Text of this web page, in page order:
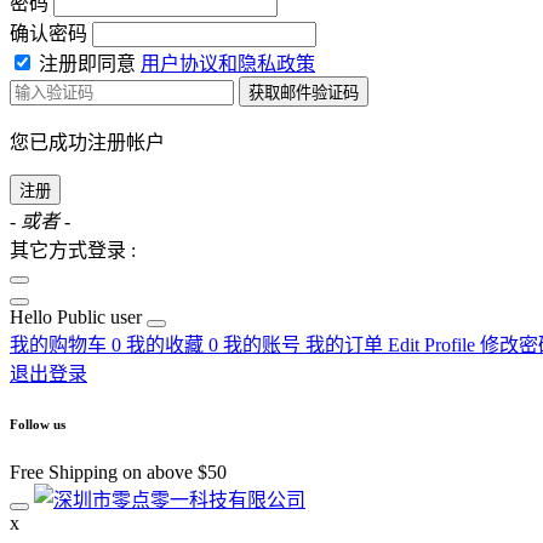
确认密码
注册即同意 用户协议和隐私政策
获取邮件验证码
您已成功注册帐户
注册
- 或者 -
其它方式登录 :
Hello Public user
我的购物车 0 我的收藏 0 我的账号 我的订单 Edit Profile 修改密
退出登录
Follow us
Free Shipping on above $50
x